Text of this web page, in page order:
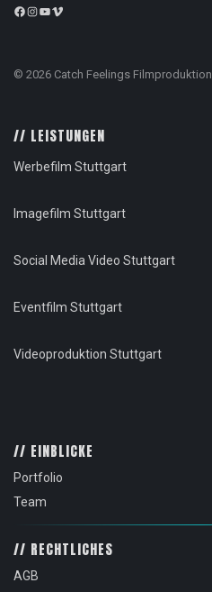
© 2026 Catch Feelings Filmproduktion
// LEISTUNGEN
Werbefilm Stuttgart
Imagefilm Stuttgart
Social Media Video Stuttgart
Eventfilm Stuttgart
Videoproduktion Stuttgart
// EINBLICKE
Portfolio
Team
// RECHTLICHES
AGB